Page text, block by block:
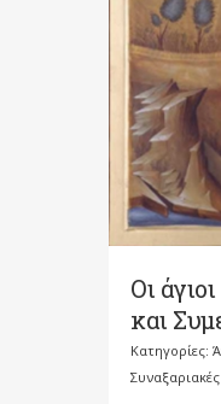
Οι
και
Κατηγορίες: